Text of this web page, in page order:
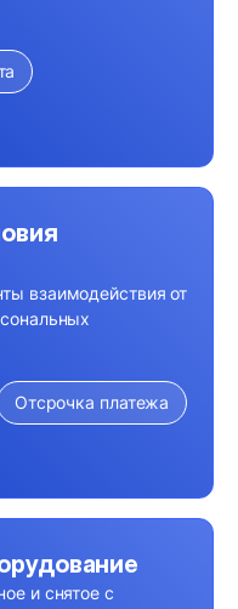
взаимодействия от
Отсрочка платежа
и снятое с